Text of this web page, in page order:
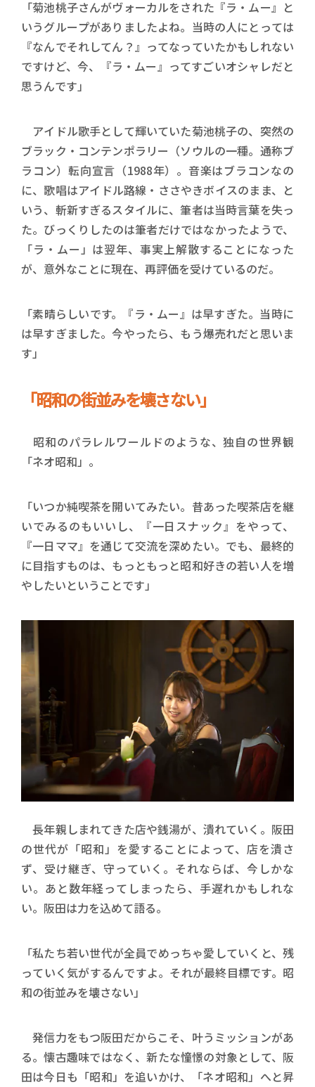
「菊池桃子さんがヴォーカルをされた『ラ・ムー』と
いうグループがありましたよね。当時の人にとっては
『なんでそれしてん？』ってなっていたかもしれない
ですけど、今、『ラ・ムー』ってすごいオシャレだと
思うんです」
アイドル歌手として輝いていた菊池桃子の、突然の
ブラック・コンテンポラリー（ソウルの一種。通称ブ
ラコン）転向宣言（1988年）。音楽はブラコンなの
に、歌唱はアイドル路線・ささやきボイスのまま、と
いう、斬新すぎるスタイルに、筆者は当時言葉を失っ
た。びっくりしたのは筆者だけではなかったようで、
「ラ・ムー」は翌年、事実上解散することになった
が、意外なことに現在、再評価を受けているのだ。
「素晴らしいです。『ラ・ムー』は早すぎた。当時に
は早すぎました。今やったら、もう爆売れだと思いま
す」
「昭和の街並みを壊さない」
昭和のパラレルワールドのような、独自の世界観
「ネオ昭和」。
「いつか純喫茶を開いてみたい。昔あった喫茶店を継
いでみるのもいいし、『一日スナック』をやって、
『一日ママ』を通じて交流を深めたい。でも、最終的
に目指すものは、もっともっと昭和好きの若い人を増
やしたいということです」
長年親しまれてきた店や銭湯が、潰れていく。阪田
の世代が「昭和」を愛することによって、店を潰さ
ず、受け継ぎ、守っていく。それならば、今しかな
い。あと数年経ってしまったら、手遅れかもしれな
い。阪田は力を込めて語る。
「私たち若い世代が全員でめっちゃ愛していくと、残
っていく気がするんですよ。それが最終目標です。昭
和の街並みを壊さない」
発信力をもつ阪田だからこそ、叶うミッションがあ
る。懐古趣味ではなく、新たな憧憬の対象として、阪
田は今日も「昭和」を追いかけ、「ネオ昭和」へと昇